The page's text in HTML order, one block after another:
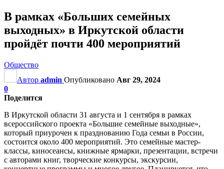
В рамках «Больших семейных
выходных» в Иркутской области
пройдёт почти 400 мероприятий
Общество
Автор admin Опубликовано Авг 29, 2024
0
Поделится
В Иркутской области 31 августа и 1 сентября в рамках
всероссийского проекта «Большие семейные выходные»,
который приурочен к празднованию Года семьи в России,
состоится около 400 мероприятий. Это семейные мастер-
классы, киносеансы, книжные ярмарки, презентации, встречи
с авторами книг, творческие конкурсы, экскурсии,